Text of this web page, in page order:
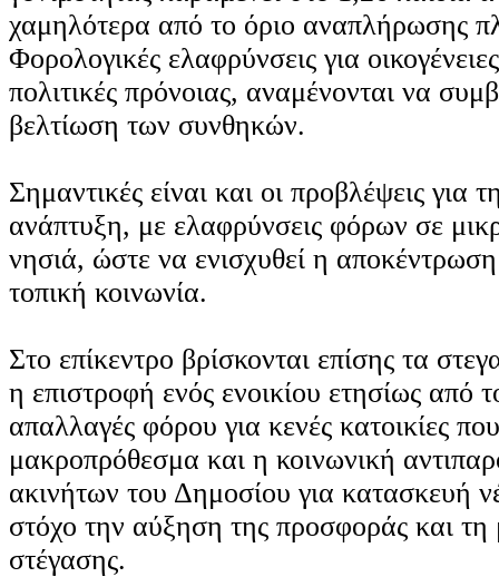
χαμηλότερα από το όριο αναπλήρωσης
Φορολογικές ελαφρύνσεις για
πολιτικές πρόνοιας, αναμένονται να
βελτίωση των συνθηκών.
Σημαντικές είναι και οι προβλέψεις για
ανάπτυξη, με ελαφρύνσεις φόρων σε
νησιά, ώστε να ενισχυθεί η
τοπική κοινωνία.
Στο επίκεντρο βρίσκονται επίσης τα
η επιστροφή ενός ενοικίου ετησίως από
απαλλαγές φόρου για κενές κατοικίες
μακροπρόθεσμα και η κοινωνική
ακινήτων του Δημοσίου για κατασκευή
στόχο την αύξηση της προσφοράς και τη
στέγασης.